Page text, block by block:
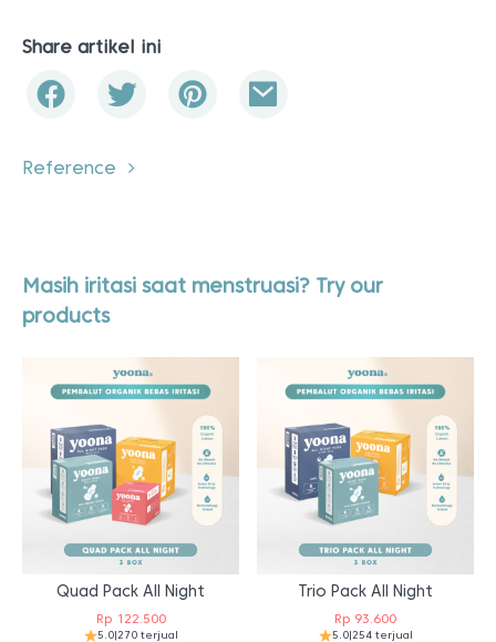
Share artikel ini
Reference
Masih iritasi saat menstruasi? Try our
products
Quad Pack All Night
Rp122.500
5.0|270 terjual
Trio Pack All Night
Rp 93.600
5.0|254 terjual